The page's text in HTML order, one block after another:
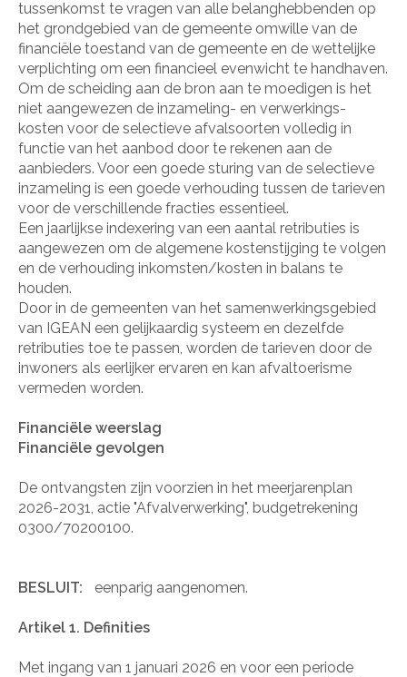
tussenkomst te vragen van alle belanghebbenden op
het grondgebied van de gemeente omwille van de
financiële toestand van de gemeente en de wettelijke
verplichting om een financieel evenwicht te handhaven.
Om de scheiding aan de bron aan te moedigen is het
niet aangewezen de inzameling- en verwerkings-
kosten voor de selectieve afvalsoorten volledig in
functie van het aanbod door te rekenen aan de
aanbieders. Voor een goede sturing van de selectieve
inzameling is een goede verhouding tussen de tarieven
voor de verschillende fracties essentieel.
Een jaarlijkse indexering van een aantal retributies is
aangewezen om de algemene kostenstijging te volgen
en de verhouding inkomsten/kosten in balans te
houden.
Door in de gemeenten van het samenwerkingsgebied
van IGEAN een gelijkaardig systeem en dezelfde
retributies toe te passen, worden de tarieven door de
inwoners als eerlijker ervaren en kan afvaltoerisme
vermeden worden.
Financiële weerslag
Financiële gevolgen
De ontvangsten zijn voorzien in het meerjarenplan
2026-2031, actie "Afvalverwerking", budgetrekening
0300/70200100.
BESLUIT: eenparig aangenomen.
Artikel 1. Definities
Met ingang van 1 januari 2026 en voor een periode